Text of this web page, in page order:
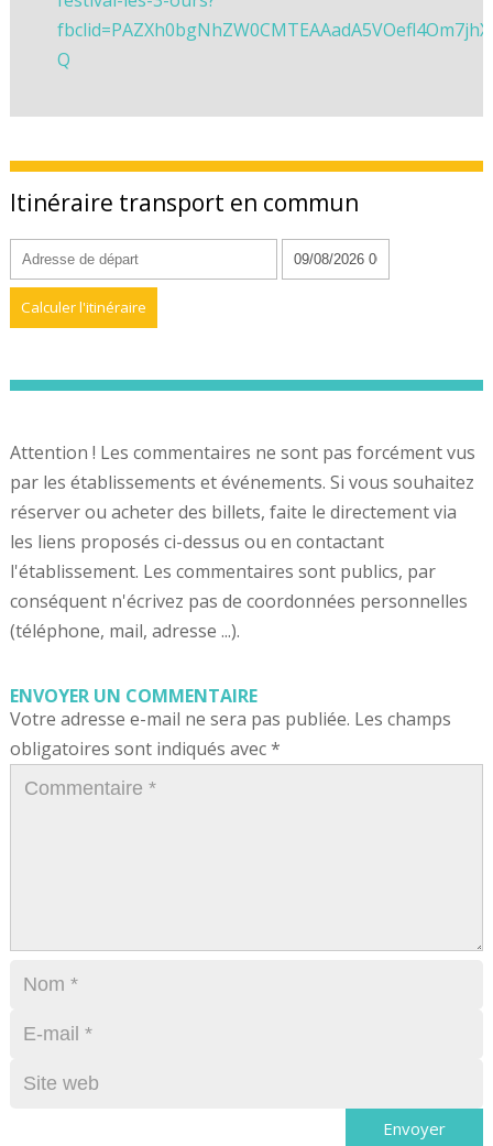
Q
Itinéraire transport en commun
Attention ! Les commentaires ne sont pas forcément vus
par les établissements et événements. Si vous souhaitez
réserver ou acheter des billets, faite le directement via
les liens proposés ci-dessus ou en contactant
l'établissement. Les commentaires sont publics, par
conséquent n'écrivez pas de coordonnées personnelles
(téléphone, mail, adresse ...).
ENVOYER UN COMMENTAIRE
Votre adresse e-mail ne sera pas publiée. Les champs
obligatoires sont indiqués avec*